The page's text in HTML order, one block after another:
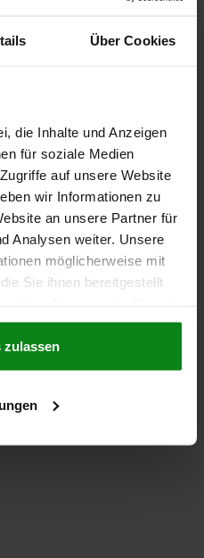
Über Cookies
die Inhalte und Anzeigen
für soziale Medien
auf unsere Website
wir Informationen zu
an unsere Partner für
Analysen weiter. Unsere
möglicherweise mit
Sie ihnen bereitgestellt
AGB
zulassen
also bought
stabiliser